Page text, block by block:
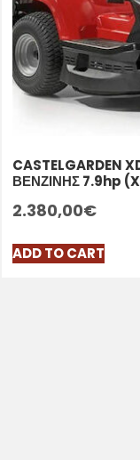
CASTELGARDEN
ΒΕΝΖΙΝΗΣ 7.9hp
2.380,00€
ADD TO CART